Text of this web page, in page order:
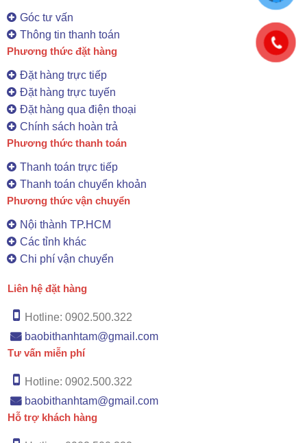
Góc tư vấn
Thông tin thanh toán
Phương thức đặt hàng
Đặt hàng trực tiếp
Đặt hàng trực tuyến
Đặt hàng qua điện thoại
Chính sách hoàn trả
Phương thức thanh toán
Thanh toán trực tiếp
Thanh toán chuyển khoản
Phương thức vận chuyển
Nội thành TP.HCM
Các tỉnh khác
Chi phí vận chuyển
Liên hệ đặt hàng
Hotline: 0902.500.322
baobithanhtam@gmail.com
Tư vấn miễn phí
Hotline: 0902.500.322
baobithanhtam@gmail.com
Hỗ trợ khách hàng